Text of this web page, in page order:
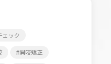
ェック
開咬矯正